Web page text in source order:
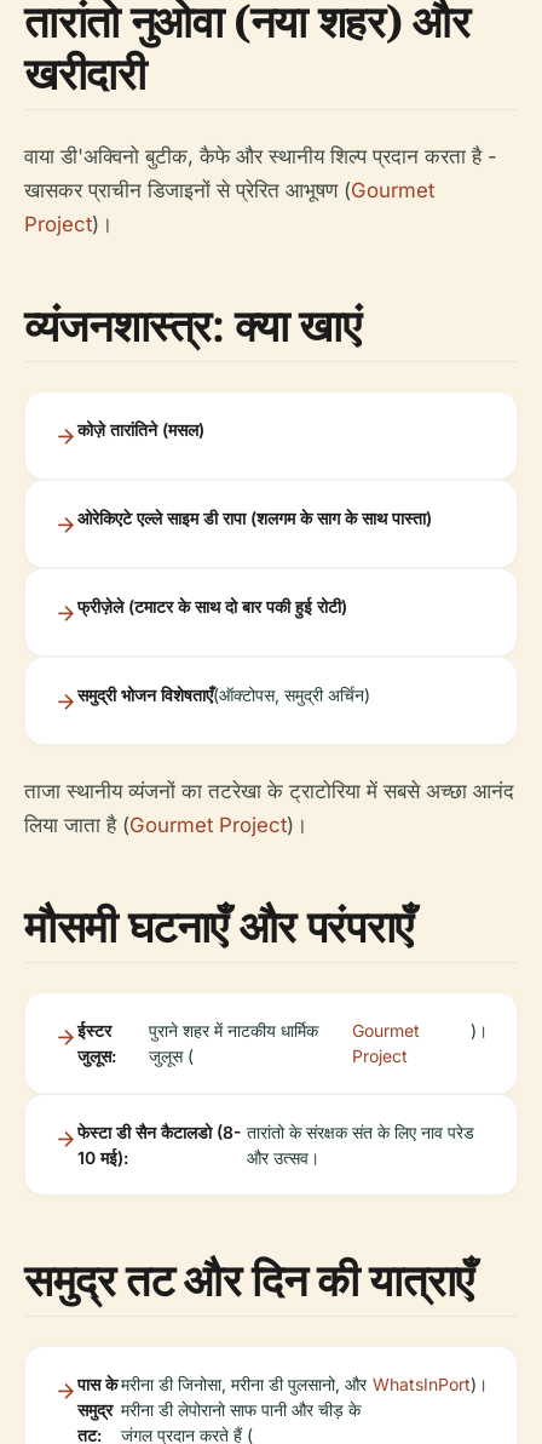
तारांतो नुओवा (नया शहर) और
खरीदारी
वाया डी'अक्विनो बुटीक, कैफे और स्थानीय शिल्प प्रदान करता है -
खासकर प्राचीन डिजाइनों से प्रेरित आभूषण (Gourmet
Project)।
व्यंजनशास्त्र: क्या खाएं
कोज़े तारांतिने (मसल)
ओरेकिएटे एल्ले साइम डी रापा (शलगम के साग के साथ पास्ता)
फ्रीज़ेले (टमाटर के साथ दो बार पकी हुई रोटी)
समुद्री भोजन विशेषताएँ(ऑक्टोपस, समुद्री अर्चिन)
ताजा स्थानीय व्यंजनों का तटरेखा के ट्राटोरिया में सबसे अच्छा आनंद
लिया जाता है (Gourmet Project)।
मौसमी घटनाएँ और परंपराएँ
ईस्टर
जुलूस:
पुराने शहर में नाटकीय धार्मिक
जुलूस (
Gourmet
Project
)।
फेस्टा डी सैन कैटालडो (8-
10 मई):
तारांतो के संरक्षक संत के लिए नाव परेड
और उत्सव।
समुद्र तट और दिन की यात्राएँ
पास के
समुद्र
तट:
मरीना डी जिनोसा, मरीना डी पुलसानो, और
मरीना डी लेपोरानो साफ पानी और चीड़ के
जंगल प्रदान करते हैं (
WhatsInPort)।